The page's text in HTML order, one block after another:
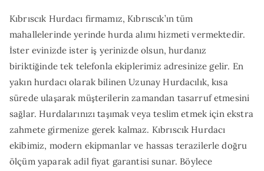
Kıbrıscık Hurdacı firmamız, Kıbrıscık’ın tüm
mahallelerinde yerinde hurda alımı hizmeti vermektedir.
İster evinizde ister iş yerinizde olsun, hurdanız
biriktiğinde tek telefonla ekiplerimiz adresinize gelir. En
yakın hurdacı olarak bilinen Uzunay Hurdacılık, kısa
sürede ulaşarak müşterilerin zamandan tasarruf etmesini
sağlar. Hurdalarınızı taşımak veya teslim etmek için ekstra
zahmete girmenize gerek kalmaz. Kıbrıscık Hurdacı
ekibimiz, modern ekipmanlar ve hassas terazilerle doğru
ölçüm yaparak adil fiyat garantisi sunar. Böylece